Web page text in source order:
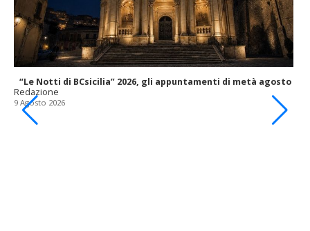
“Le Notti di BCsicilia” 2026, gli appuntamenti di metà agosto
Redazione
9 Agosto 2026